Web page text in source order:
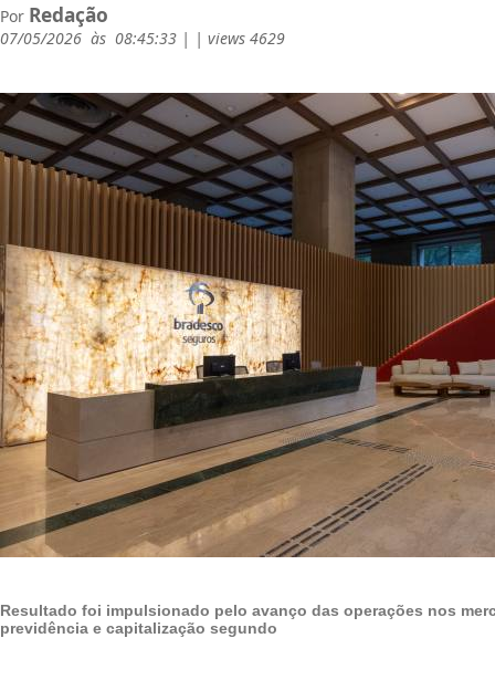
Por Redação
07/05/2026 às 08:45:33 | | views 4629
Resultado foi impulsionado pelo avanço das operações nos
previdência e capitalização segundo